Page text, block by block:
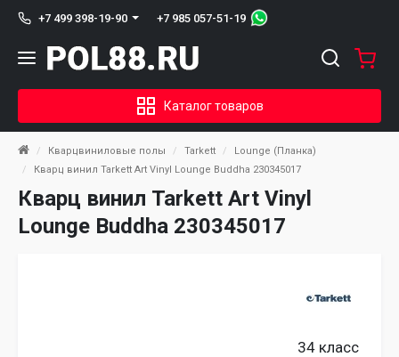
+7 499 398-19-90 +7 985 057-51-19
Каталог товаров
Кварцвиниловые полы Tarkett
Lounge (Планка)
Кварц винил Tarkett Art Vinyl Lounge Buddha 230345017
Кварц винил Tarkett Art Vinyl
Lounge Buddha 230345017
34 класс